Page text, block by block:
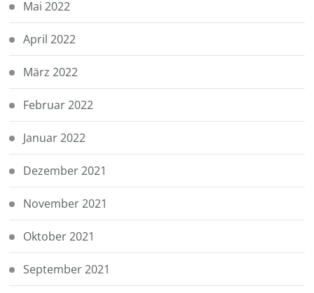
Mai 2022
April 2022
März 2022
Februar 2022
Januar 2022
Dezember 2021
November 2021
Oktober 2021
September 2021